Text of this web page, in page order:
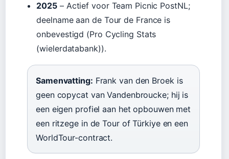
2025 – Actief voor Team Picnic PostNL;
deelname aan de Tour de France is
onbevestigd (Pro Cycling Stats
(wielerdatabank)).
Samenvatting: Frank van den Broek is
geen copycat van Vandenbroucke; hij is
een eigen profiel aan het opbouwen met
een ritzege in de Tour of Türkiye en een
WorldTour-contract.